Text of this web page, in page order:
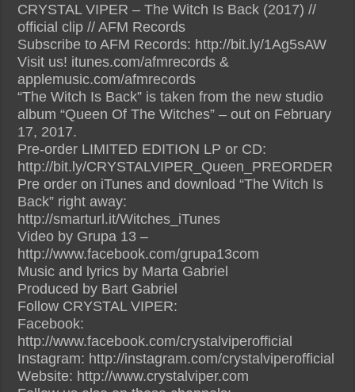
CRYSTAL VIPER – The Witch Is Back (2017) //
official clip // AFM Records
Subscribe to AFM Records: http://bit.ly/1Ag5sAW
Visit us! itunes.com/afmrecords &
applemusic.com/afmrecords
“The Witch Is Back” is taken from the new studio
album “Queen Of The Witches” – out on February
17, 2017.
Pre-order LIMITED EDITION LP or CD:
http://bit.ly/CRYSTALVIPER_Queen_PREORDER
Pre order on iTunes and download “The Witch Is
Back” right away:
http://smarturl.it/Witches_iTunes
Video by Grupa 13 –
http://www.facebook.com/grupa13com
Music and lyrics by Marta Gabriel
Produced by Bart Gabriel
Follow CRYSTAL VIPER:
Facebook:
http://www.facebook.com/crystalviperofficial
Instagram: http://instagram.com/crystalviperofficial
Website: http://www.crystalviper.com